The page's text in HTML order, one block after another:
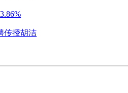
传授胡洁